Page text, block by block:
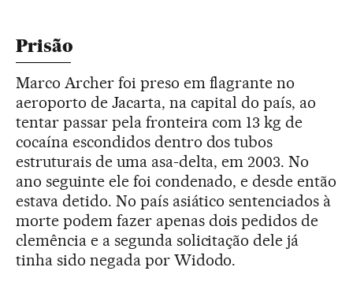
Prisão
Marco Archer foi preso em flagrante no
aeroporto de Jacarta, na capital do país, ao
tentar passar pela fronteira com 13 kg de
cocaína escondidos dentro dos tubos
estruturais de uma asa-delta, em 2003. No
ano seguinte ele foi condenado, e desde então
estava detido. No país asiático sentenciados à
morte podem fazer apenas dois pedidos de
clemência e a segunda solicitação dele já
tinha sido negada por Widodo.